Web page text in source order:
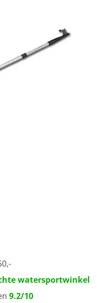
watersportwinkel
9.2/10